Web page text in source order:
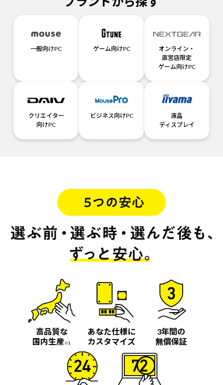
一般向けPC ゲーム向けPC
オンライン・
直営店限定
ゲーム向けPC
クリエイター
向けPC
ビジネス向けPC
液晶
ディスプレイ
高品質な
国内生産※1
あなた仕様に
カスタマイズ
3年間の
無償保証